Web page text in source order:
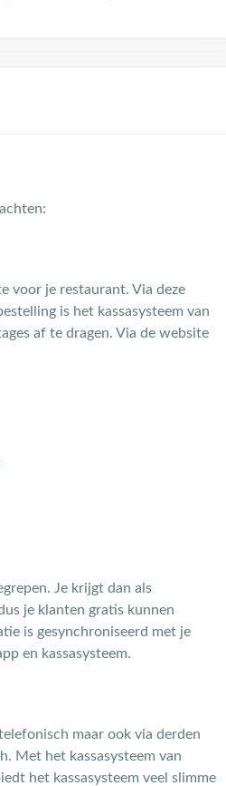
voor je restaurant. Via deze
is het kassasysteem van
af te dragen. Via de website
Je krijgt dan als
je klanten gratis kunnen
is gesynchroniseerd met je
en kassasysteem.
maar ook via derden
Met het kassasysteem van
het kassasysteem veel slimme